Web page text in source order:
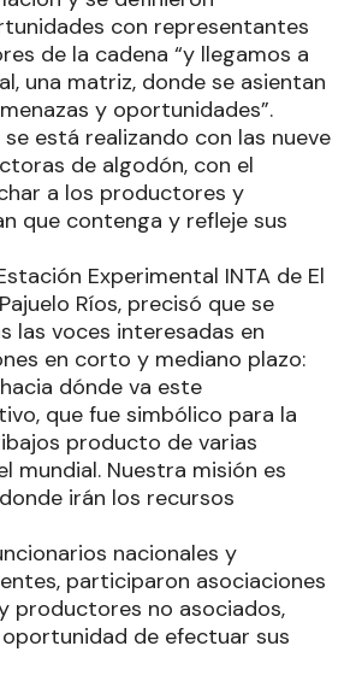
con representantes
de la cadena “y llegamos a
una matriz, donde se asientan
y oportunidades”.
está realizando con las nueve
de algodón, con el
a los productores y
que contenga y refleje sus
Experimental INTA de El
Ríos, precisó que se
las voces interesadas en
en corto y mediano plazo:
dónde va este
que fue simbólico para la
producto de varias
mundial. Nuestra misión es
irán los recursos
nacionales y
participaron asociaciones
productores no asociados,
de efectuar sus